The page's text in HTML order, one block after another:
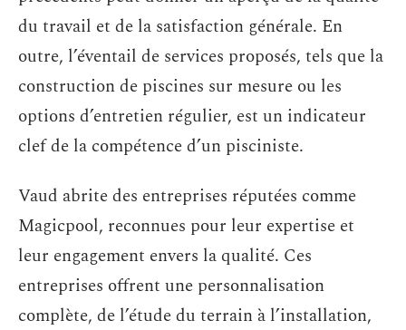
du travail et de la satisfaction générale. En
outre, l’éventail de services proposés, tels que la
construction de piscines sur mesure ou les
options d’entretien régulier, est un indicateur
clef de la compétence d’un pisciniste.
Vaud abrite des entreprises réputées comme
Magicpool, reconnues pour leur expertise et
leur engagement envers la qualité. Ces
entreprises offrent une personnalisation
complète, de l’étude du terrain à l’installation,